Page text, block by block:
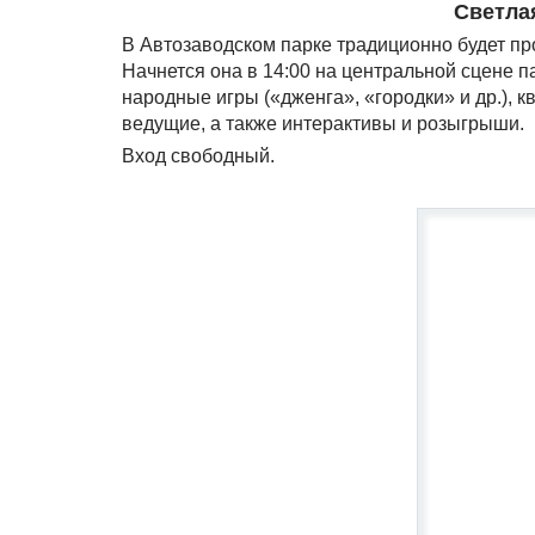
В Автозаводском парке традиционно будет
Начнется она в 14:00 на центральной сцене
народные игры («дженга», «городки» и др.),
ведущие, а также интерактивы и розыгрыши.
Вход свободный.